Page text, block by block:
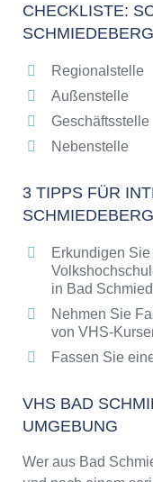
CHECKLISTE:
Regionalstelle
Außenstelle
Geschäftsstelle
Nebenstelle
3 TIPPS FÜR
Erkundigen
in Bad
Nehmen Sie
von VHS-
Fassen Sie
VHS BAD
UMGEBUNG
Wer aus Bad